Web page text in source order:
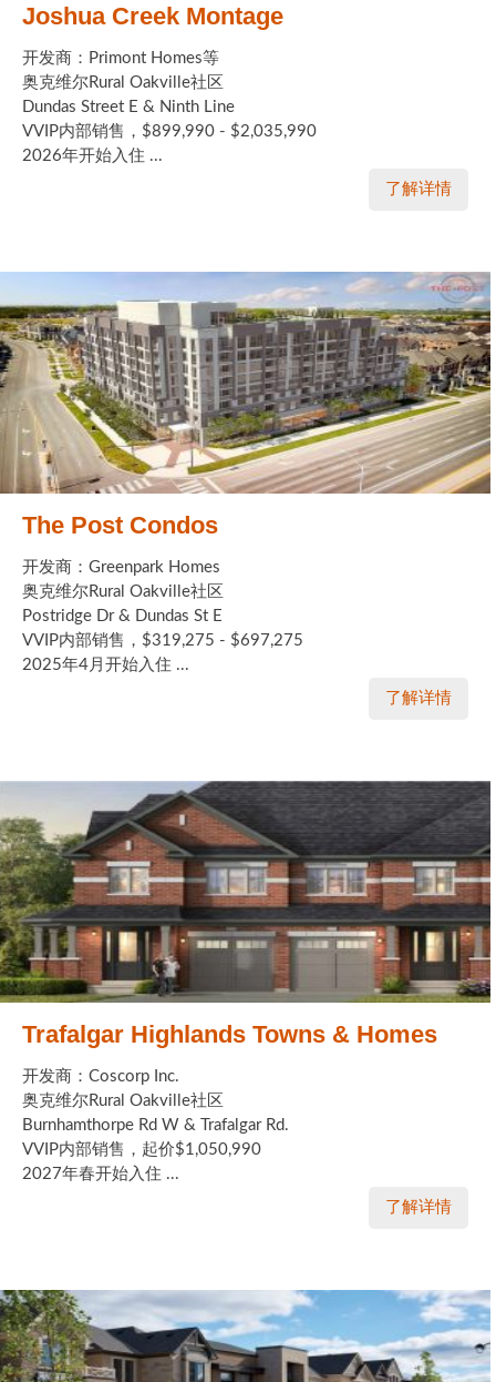
Joshua Creek Montage
开发商：Primont Homes等
奥克维尔Rural Oakville社区
Dundas Street E & Ninth Line
VVIP内部销售，$899,990 - $2,035,990
2026年开始入住 ...
了解详情
The Post Condos
开发商：Greenpark Homes
奥克维尔Rural Oakville社区
Postridge Dr & Dundas St E
VVIP内部销售，$319,275 - $697,275
2025年4月开始入住 ...
了解详情
Trafalgar Highlands Towns & Homes
开发商：Coscorp Inc.
奥克维尔Rural Oakville社区
Burnhamthorpe Rd W & Trafalgar Rd.
VVIP内部销售，起价$1,050,990
2027年春开始入住 ...
了解详情